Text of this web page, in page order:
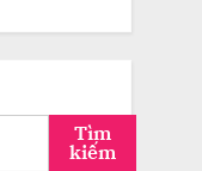
Tìm
kiếm